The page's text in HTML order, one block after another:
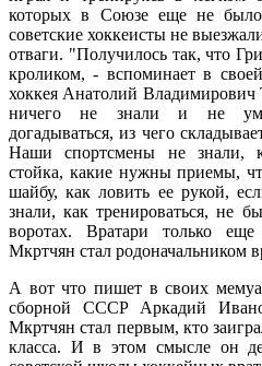
которых в Союзе еще не
советские хоккеисты не
отваги. "Получилось так, что
кроликом, - вспоминает в
хоккея Анатолий Владимирович
ничего не знали и не
догадываться, из чего
Наши спортсмены не знали,
стойка, какие нужны приемы,
шайбу, как ловить ее рукой,
знали, как тренироваться, не
воротах. Вратари только
Мкртчян стал родоначальником
А вот что пишет в своих
сборной СССР Аркадий
Мкртчян стал первым, кто
класса. И в этом смысле он